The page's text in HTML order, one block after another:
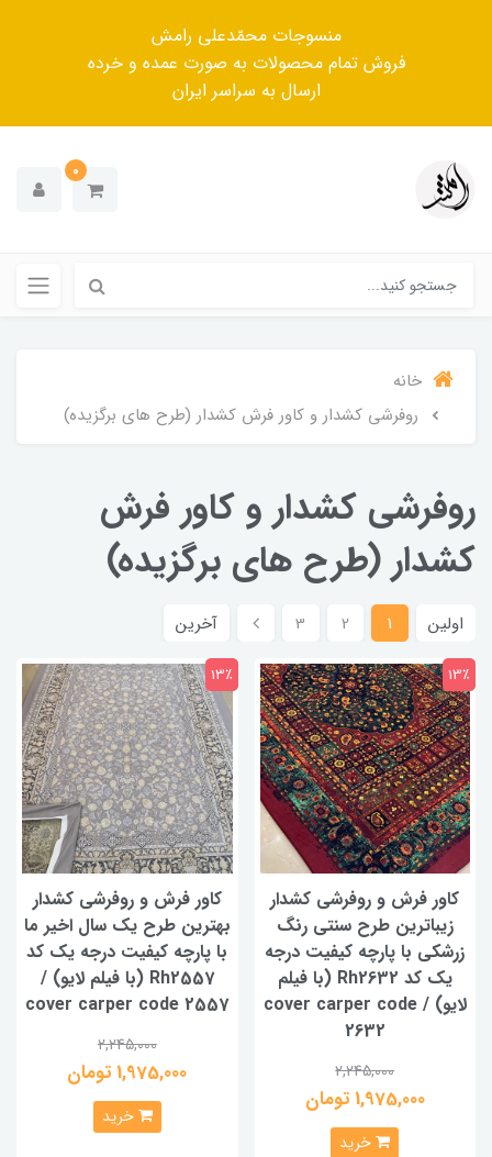
منسوجات محمّدعلی رامش
فروش تمام محصولات به صورت عمده و خرده
ارسال به سراسر ایران
0
خانه
روفرشی کشدار و کاور فرش کشدار (طرح های برگزیده)
روفرشی کشدار و کاور فرش
کشدار (طرح های برگزیده)
اولین 1
2
3 آخرین
کاور فرش و روفرشی کشدار
زیباترین طرح سنتی رنگ
زرشکی با پارچه کیفیت درجه
یک کد Rh2632 (با فیلم
لایو) / cover carper code
2632
2,245,000
1,975,000 تومان
13٪
خرید
کاور فرش و روفرشی کشدار
بهترین طرح یک سال اخیر ما
با پارچه کیفیت درجه یک کد
Rh2557 (با فیلم لایو) /
cover carper code 2557
2,245,000
1,975,000 تومان
13٪
خرید